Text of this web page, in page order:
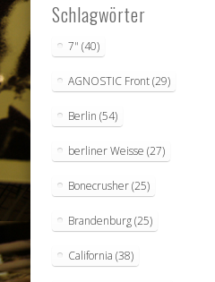
Schlagwörter
7" (40)
AGNOSTIC Front(29)
Berlin (54)
berliner Weisse (27)
Bonecrusher(25)
Brandenburg(25)
California (38)